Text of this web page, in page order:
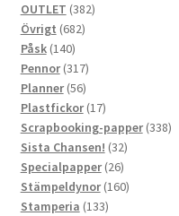
produkter
OUTLET 382382
Övrigt 682682
Påsk 140140
produkter
Pennor 317317
produkter
Planner 5656
produkter
Plastfickor 1717
produkter
Scrapbooking-papper 338338
Sista Chansen! 3232
produkter
Specialpapper 2626
produkter
Stämpeldynor 160160
Stamperia 133133